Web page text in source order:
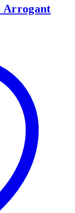
Arrogant